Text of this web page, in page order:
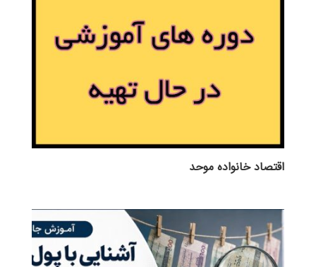
اقتصاد خانواده موحد